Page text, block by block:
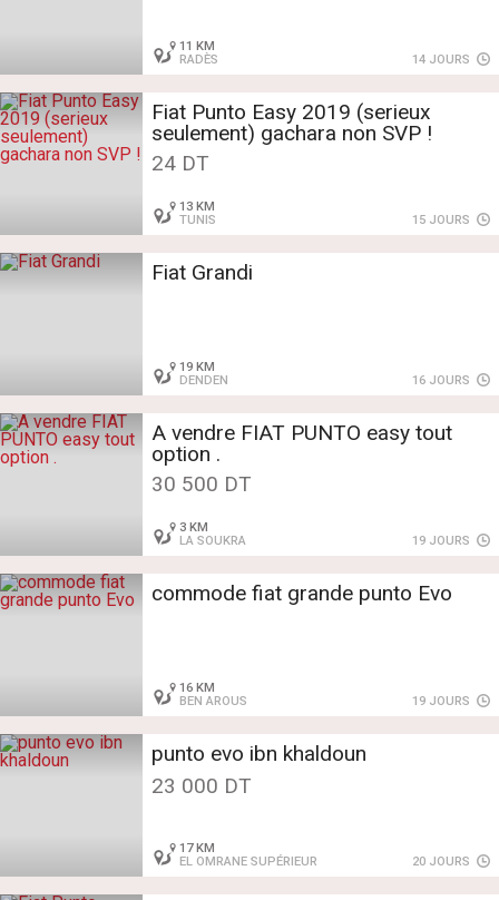
11 KM
RADÈS
14 JOURS
Fiat Punto Easy 2019 (serieux
seulement) gachara non SVP !
24 DT
13 KM
TUNIS
15 JOURS
Fiat Grandi
19 KM
DENDEN
16 JOURS
A vendre FIAT PUNTO easy tout
option .
30 500 DT
3 KM
LA SOUKRA
19 JOURS
commode fiat grande punto Evo
16 KM
BEN AROUS
19 JOURS
punto evo ibn khaldoun
23 000 DT
17 KM
EL OMRANE SUPÉRIEUR
20 JOURS